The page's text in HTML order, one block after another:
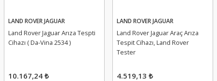
LAND ROVER JAGUAR
Land Rover Jaguar Arıza Tespti
Cihazı ( Da-Vina 2534 )
10.167,24 ₺
LAND ROVER JAGUAR
Land Rover Jaguar Araç Arıza
Tespit Cihazı, Land Rover
Tester
4.519,13 ₺